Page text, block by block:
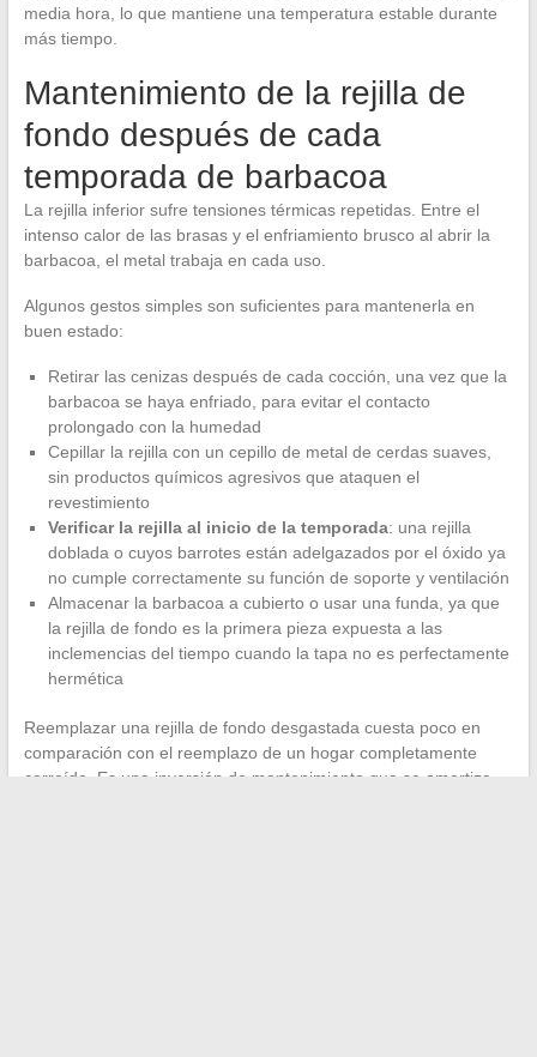
media hora, lo que mantiene una temperatura estable durante
más tiempo.
Mantenimiento de la rejilla de
fondo después de cada
temporada de barbacoa
La rejilla inferior sufre tensiones térmicas repetidas. Entre el
intenso calor de las brasas y el enfriamiento brusco al abrir la
barbacoa, el metal trabaja en cada uso.
Algunos gestos simples son suficientes para mantenerla en
buen estado:
Retirar las cenizas después de cada cocción, una vez que la
barbacoa se haya enfriado, para evitar el contacto
prolongado con la humedad
Cepillar la rejilla con un cepillo de metal de cerdas suaves,
sin productos químicos agresivos que ataquen el
revestimiento
Verificar la rejilla al inicio de la temporada: una rejilla
doblada o cuyos barrotes están adelgazados por el óxido ya
no cumple correctamente su función de soporte y ventilación
Almacenar la barbacoa a cubierto o usar una funda, ya que
la rejilla de fondo es la primera pieza expuesta a las
inclemencias del tiempo cuando la tapa no es perfectamente
hermética
Reemplazar una rejilla de fondo desgastada cuesta poco en
comparación con el reemplazo de un hogar completamente
corroído. Es una inversión de mantenimiento que se amortiza